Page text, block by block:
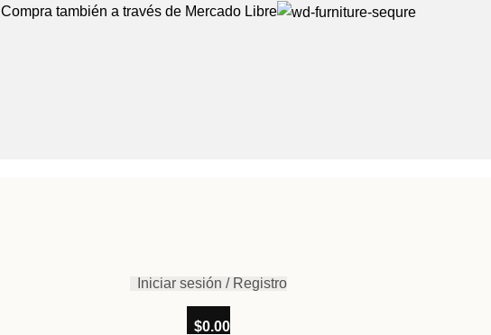
Compra también a través de Mercado Libre
Iniciar sesión / Registro
$0.00